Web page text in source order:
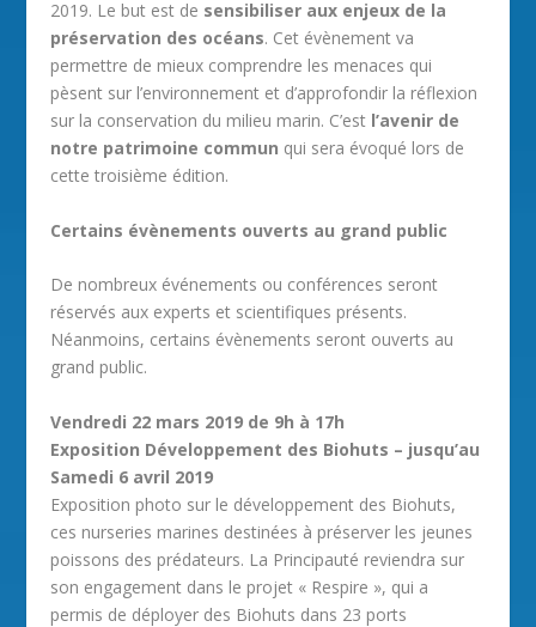
2019. Le but est de sensibiliser aux enjeux de la
préservation des océans. Cet évènement va
permettre de mieux comprendre les menaces qui
pèsent sur l’environnement et d’approfondir la réflexion
sur la conservation du milieu marin. C’est l’avenir de
notre patrimoine commun qui sera évoqué lors de
cette troisième édition.
Certains évènements ouverts au grand public
De nombreux événements ou conférences seront
réservés aux experts et scientifiques présents.
Néanmoins, certains évènements seront ouverts au
grand public.
Vendredi 22 mars 2019 de 9h à 17h
Exposition Développement des Biohuts – jusqu’au
Samedi 6 avril 2019
Exposition photo sur le développement des Biohuts,
ces nurseries marines destinées à préserver les jeunes
poissons des prédateurs. La Principauté reviendra sur
son engagement dans le projet « Respire », qui a
permis de déployer des Biohuts dans 23 ports